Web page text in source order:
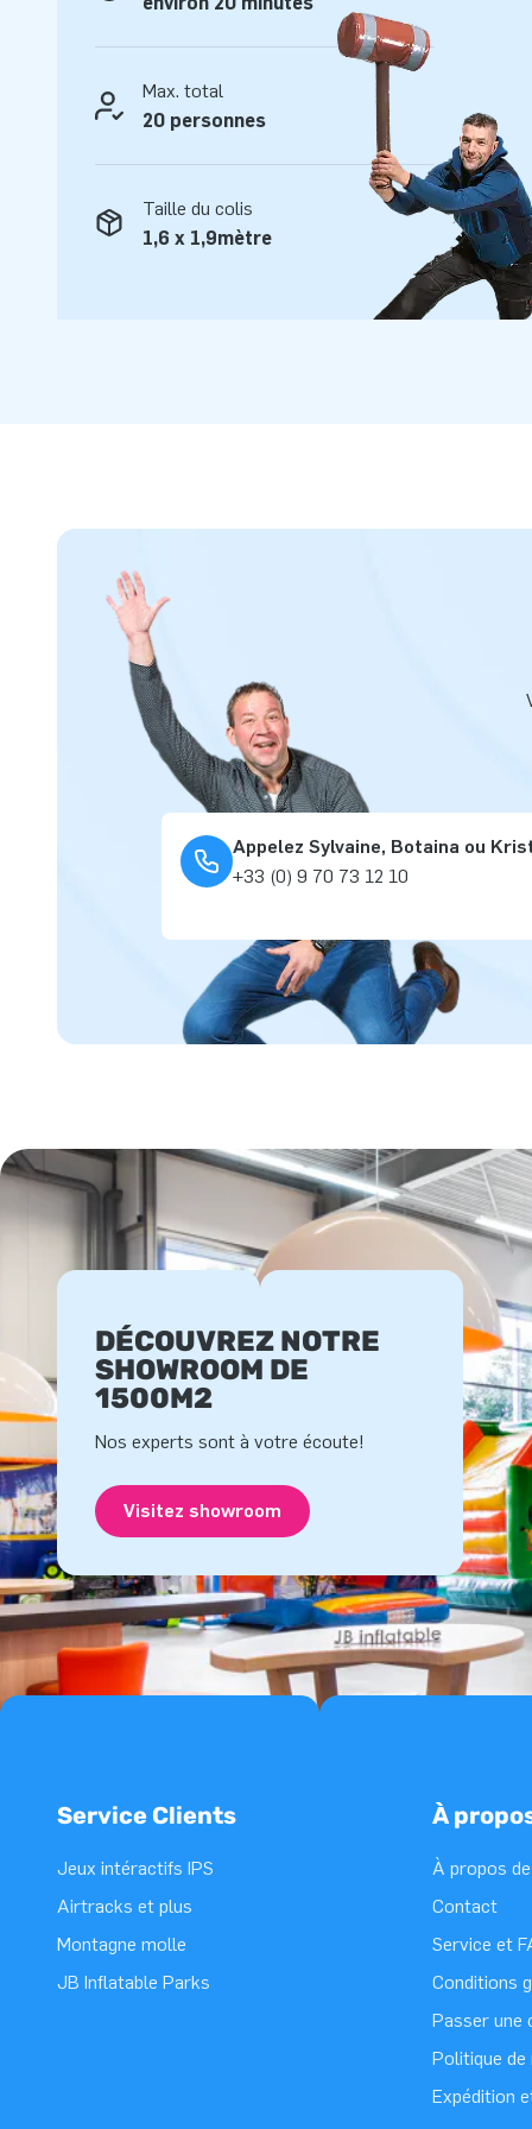
- Couleur inaltérable
Par ailleurs, JB est convaincu de sa haute qualité et pour
5 ans pour l'aire de jeux médiévale 15x8M et tous ses
Ainsi, JB vous assure une longue durée de vie pour
Plus de 15.000 clients ont également choisi JB
Le fabricant JB a permis, depuis plus de 15 ans, aux
entier de sauter et s’amuser avec ses attractions
conception, de développement et de logistique fournissent
des attractions gonflables uniques ! JB c'est aussi
Max. total
20 personnes
Taille du colis
1,6 x 1,9mètre
Appelez Sylvaine, Botaina ou
+33 (0) 9 70 73 12 10
DÉCOUVREZ NOTRE
SHOWROOM DE
1500M2
Nos experts sont à votre écoute!
Visitez showroom
Service Clients
Jeux intéractifs IPS
Airtracks et plus
Montagne molle
JB Inflatable Parks
À
À propos
Contact
Service et
Conditions
Passer une
Politique
Expédition